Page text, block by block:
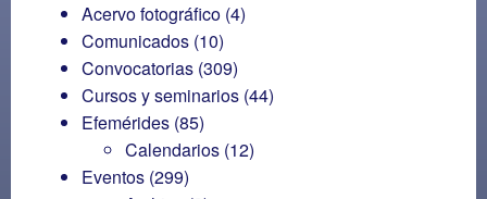
Acervo fotográfico (4)
Comunicados (10)
Convocatorias (309)
Cursos y seminarios (44)
Efemérides (85)
Calendarios (12)
Eventos (299)